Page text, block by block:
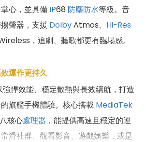
心，並具備 IP68 防塵防水等級。音
聲器，支援 DolbyAtmos、 Hi-Res
，追劇、聽歌都更有臨場感。
運作更持久
強悍效能、穩定散熱與長效續航，打造
旗艦手機體驗。核心搭載 MediaTek
核心處理器 ，能提供高速且穩定的運
滑社群、觀看影音、遊戲娛樂，或是